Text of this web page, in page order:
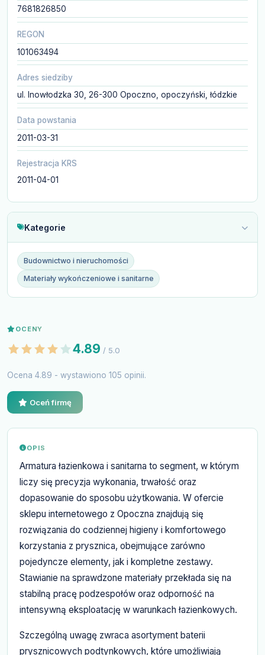
7681826850
REGON
101063494
Adres siedziby
ul. Inowłodzka 30, 26-300 Opoczno, opoczyński, łódzkie
Data powstania
2011-03-31
Rejestracja KRS
2011-04-01
Kategorie
Budownictwo i nieruchomości
Materiały wykończeniowe i sanitarne
OCENY
4.89 / 5.0
Ocena 4.89 - wystawiono 105 opinii.
Oceń firmę
OPIS
Armatura łazienkowa i sanitarna to segment, w którym
liczy się precyzja wykonania, trwałość oraz
dopasowanie do sposobu użytkowania. W ofercie
sklepu internetowego z Opoczna znajdują się
rozwiązania do codziennej higieny i komfortowego
korzystania z prysznica, obejmujące zarówno
pojedyncze elementy, jak i kompletne zestawy.
Stawianie na sprawdzone materiały przekłada się na
stabilną pracę podzespołów oraz odporność na
intensywną eksploatację w warunkach łazienkowych.
Szczególną uwagę zwraca asortyment baterii
prysznicowych podtynkowych, które umożliwiają